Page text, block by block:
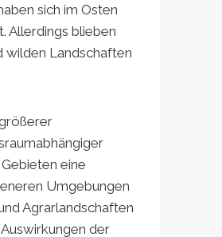
sich im Osten
Allerdings blieben
wilden Landschaften
eine
Umgebungen
Agrarlandschaften
der